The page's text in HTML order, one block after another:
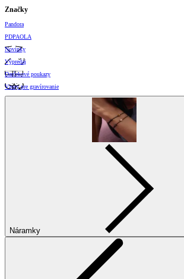
Značky
Pandora
PDPAOLA
Novinky
Výpredaj
Darčekové poukazy
Vzory pre gravírovanie
Náramky